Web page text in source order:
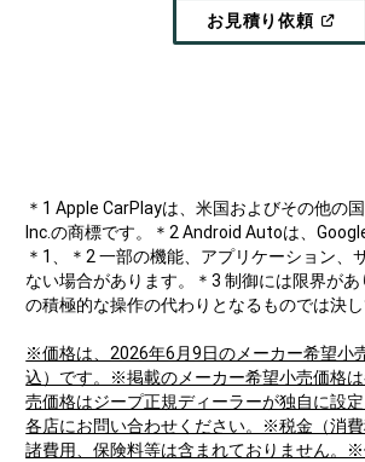
お見積り依頼( OPEN
＊1 Apple CarPlayは、米国およびその他の
Inc.の商標です。＊2 Android Autoは、
＊1、＊2 一部の機能、アプリケーション、
ない場合があります。＊3 制御には限界が
の積極的な操作の代わりとなるものでは決し
※価格は、2026年6月9日のメーカー希望小
込）です。※掲載のメーカー希望小売価格
売価格はジープ正規ディーラーが独自に設定
各店にお問い合わせください。※税金（消
諸費用、保険料等は含まれておりません。